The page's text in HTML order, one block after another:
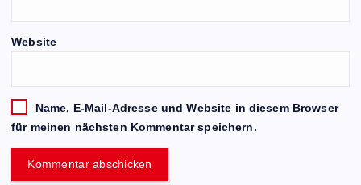
Website
Name, E-Mail-Adresse und Website in diesem Browser
für meinen nächsten Kommentar speichern.